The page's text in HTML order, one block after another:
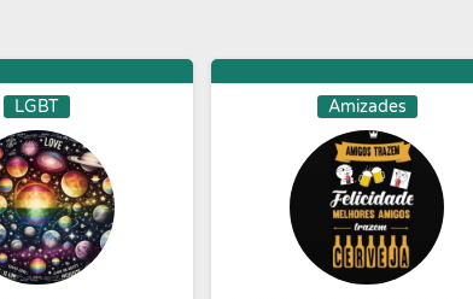
LGBT Amizades